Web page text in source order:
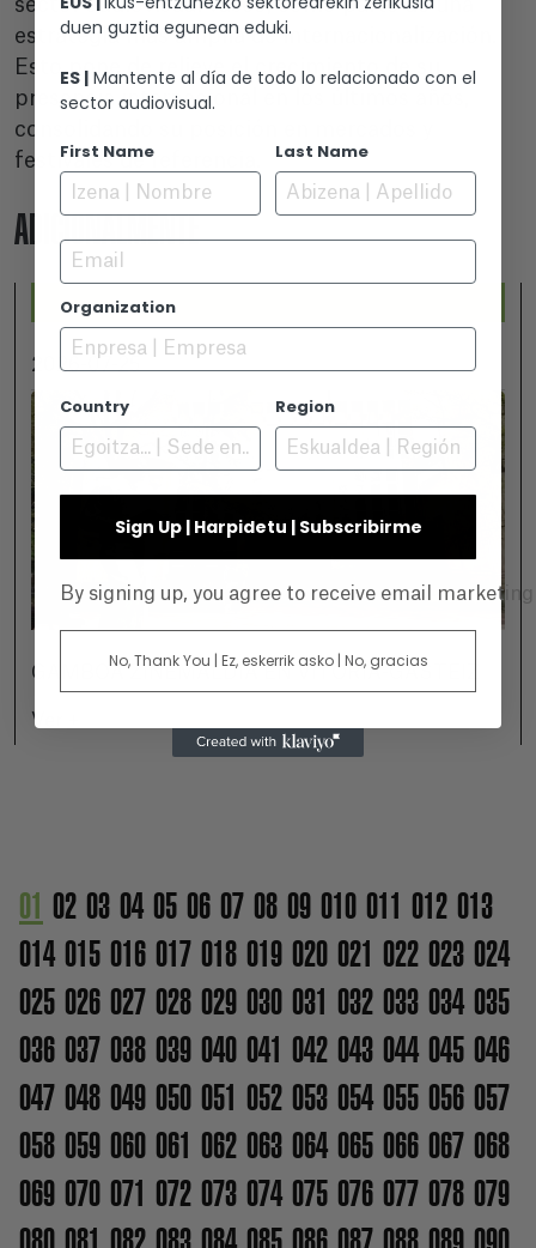
sector audiovisual vasco, como parte de una
estrategia más amplia de internacionalización.
Esto pone de relieve el crecimiento de su
presencia internacional en los últimos años,
consolidando su posición en mercados y
festivales de referencia.
ADICIONALMENTE
2026-07-25
GAMBOA ZINEMALDIA EN VITORIA-GASTEIZ
Ver +
01 02 03 04 05 06 07 08 09 010 011 012 013
014 015 016 017 018 019 020 021 022 023 024
025 026 027 028 029 030 031 032 033 034 035
036 037 038 039 040 041 042 043 044 045 046
047 048 049 050 051 052 053 054 055 056 057
058 059 060 061 062 063 064 065 066 067 068
069 070 071 072 073 074 075 076 077 078 079
duen guztia egunean eduki.
ES | Mantente al día de todo lo relacionado con el
sector audiovisual.
First Name Last Name
Email
Organization
Country Region
Sign Up | Harpidetu | Subscribirme
By signing up, you agree to receive email
No, Thank You | Ez, eskerrik asko | No, gracias